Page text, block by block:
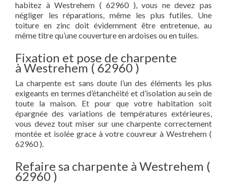
habitez à Westrehem ( 62960 ), vous ne devez pas
négliger les réparations, même les plus futiles. Une
toiture en zinc doit évidemment être entretenue, au
même titre qu’une couverture en ardoises ou en tuiles.
Fixation et pose de charpente
à Westrehem ( 62960 )
La charpente est sans doute l’un des éléments les plus
exigeants en termes d’étanchéité et d’isolation au sein de
toute la maison. Et pour que votre habitation soit
épargnée des variations de températures extérieures,
vous devez tout miser sur une charpente correctement
montée et isolée grace à votre couvreur à Westrehem (
62960 ).
Refaire sa charpente à Westrehem (
62960 )